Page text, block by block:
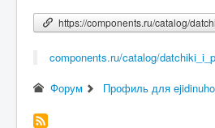
https://components.ru/catalog/
components.ru/catalog/
Форум
Профиль для